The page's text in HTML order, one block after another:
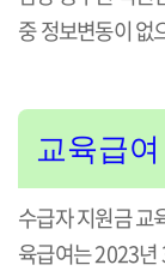
중 정보변동이 없
교육급
수급자 지원금 교
육급여는 2023년